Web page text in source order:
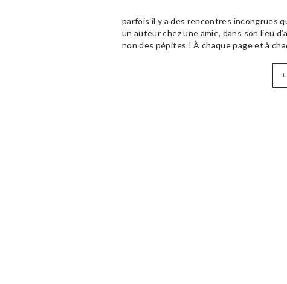
parfois il y a des rencontres incongrues
un auteur chez une amie, dans son lieu
non des pépites ! À chaque page et à